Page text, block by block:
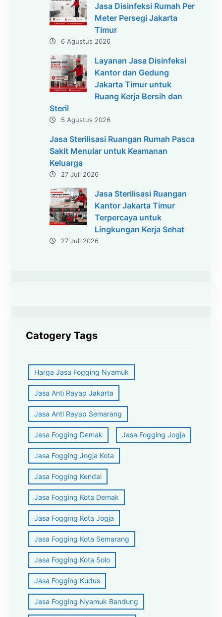
Jasa Disinfeksi Rumah Per
Meter Persegi Jakarta
Timur
6 Agustus 2026
Layanan Jasa Disinfeksi
Kantor dan Gedung
Jakarta Timur untuk
Ruang Kerja Bersih dan
Steril
5 Agustus 2026
Jasa Sterilisasi Ruangan Rumah Pasca
Sakit Menular untuk Keamanan
Keluarga
27 Juli 2026
Jasa Sterilisasi Ruangan
Kantor Jakarta Timur
Terpercaya untuk
Lingkungan Kerja Sehat
27 Juli 2026
Catogery Tags
Harga Jasa Fogging Nyamuk
Jasa Anti Rayap Jakarta
Jasa Anti Rayap Semarang
Jasa Fogging Demak Jasa Fogging Jogja
Jasa Fogging Jogja Kota
Jasa Fogging Kendal
Jasa Fogging Kota Demak
Jasa Fogging Kota Jogja
Jasa Fogging Kota Semarang
Jasa Fogging Kota Solo
Jasa Fogging Kudus
Jasa Fogging Nyamuk Bandung